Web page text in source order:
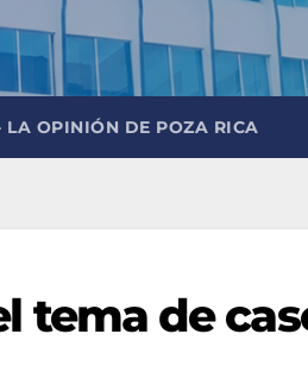
LA OPINIÓN DE POZA RICA
tema de